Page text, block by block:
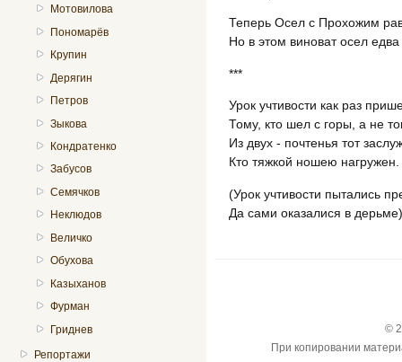
Мотовилова
Пономарёв
Крупин
Дерягин
Петров
Зыкова
Кондратенко
Забусов
Семячков
Неклюдов
Величко
Обухова
Казыханов
Фурман
Гриднев
Репортажи
Теперь Осел с Прохожим
Но в этом виноват осел
***
Урок учтивости как раз
Тому, кто шел с горы, а не
Из двух - почтенья тот
Кто тяжкой ношею нагружен.
(Урок учтивости пытались
Да сами оказалися в
©
При копировании